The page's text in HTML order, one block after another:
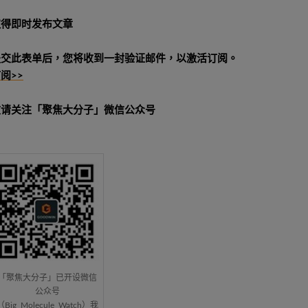
即时发布文章
此表单后，您将收到一封验证邮件，以激活订阅。
>>
关注「聚焦大分子」微信公众号
聚焦大分子」已开设微信
公众号
Big_Molecule_Watch）我